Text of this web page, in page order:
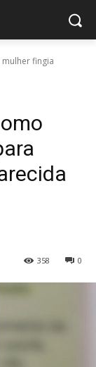
fingia
0
358